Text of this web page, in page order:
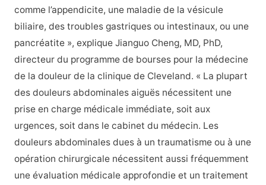
comme l’appendicite, une maladie de la vésicule
biliaire, des troubles gastriques ou intestinaux, ou une
pancréatite », explique Jianguo Cheng, MD, PhD,
directeur du programme de bourses pour la médecine
de la douleur de la clinique de Cleveland. « La plupart
des douleurs abdominales aiguës nécessitent une
prise en charge médicale immédiate, soit aux
urgences, soit dans le cabinet du médecin. Les
douleurs abdominales dues à un traumatisme ou à une
opération chirurgicale nécessitent aussi fréquemment
une évaluation médicale approfondie et un traitement